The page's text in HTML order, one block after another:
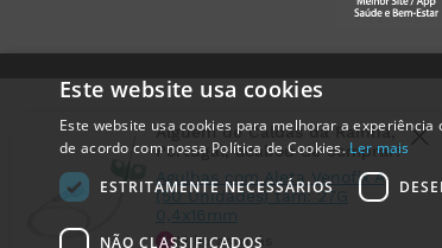
Este website usa cookies
Este website usa cookies para melhorar a
de acordo com nossa Política de Cookies. Ler mais
ESTRITAMENTE NECESSÁRIOS
NÃO CLASSIFICADOS
Alguém deCaldas da Rainha,
Portugal, acabou de comprar:
Agulhas com Aleta Venofix A
(50 Unidades) tam: 27G
0,4x16mm
12 horas atrás